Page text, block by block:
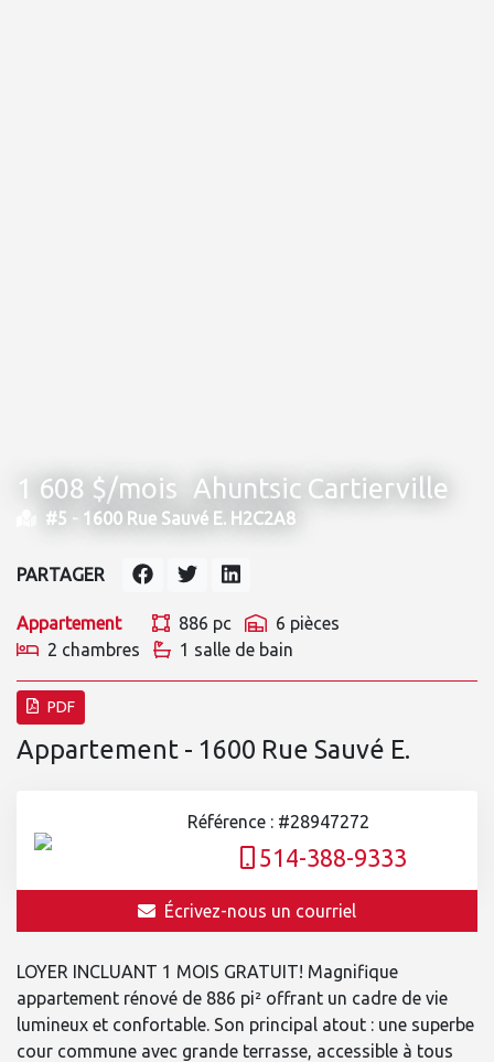
1 608 $/mois Ahuntsic Cartierville
#5 - 1600 Rue Sauvé E. H2C2A8
Appartement 886 pc
6 pièces
2 chambres
1 salle de bain
PARTAGER
PDF
Appartement - 1600 Rue Sauvé E.
Référence : #28947272
514-388-9333
Écrivez-nous un courriel
LOYER INCLUANT 1 MOIS GRATUIT! Magnifique
appartement rénové de 886 pi² offrant un cadre de vie
lumineux et confortable. Son principal atout : une superbe
cour commune avec grande terrasse, accessible à tous